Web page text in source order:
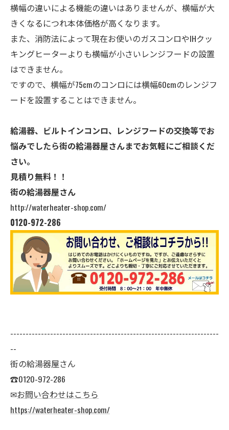
横幅の違いによる機能の違いはありませんが、横幅が大
きくなるにつれ本体価格が高くなります。
また、消防法によって現在お使いのガスコンロやIHクッ
キングヒーターよりも横幅が小さいレンジフードの設置
はできません。
ですので、横幅が75cmのコンロには横幅60cmのレンジフ
ードを設置することはできません。
給湯器、ビルトインコンロ、レンジフードの交換等でお
悩みでしたら街の給湯器屋さんまでお気軽にご相談くだ
さい。
見積り無料！！
街の給湯器屋さん
http://waterheater-shop.com/
0120-972-286
--------------------------------------------------------------------
--
街の給湯器屋さん
☎0120-972-286
✉お問い合わせはこちら
https://waterheater-shop.com/